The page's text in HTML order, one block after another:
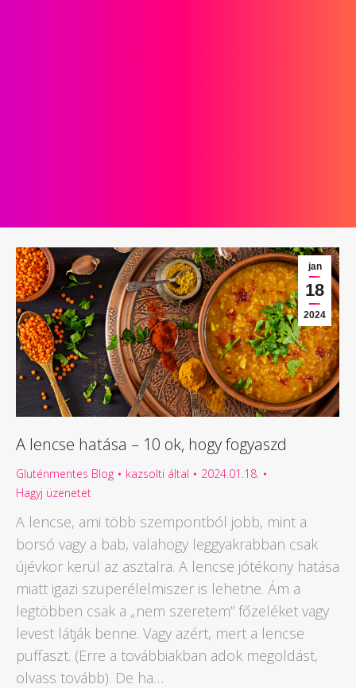
jan
18
2024
A lencse hatása – 10 ok, hogy fogyaszd
Gluténmentes Blog kazsolti által
2024.01.18.
Hagyj üzenetet
A lencse, ami több szempontból jobb, mint a
borsó vagy a bab, valahogy leggyakrabban csak
újévkor kerül az asztalra. A lencse jótékony hatása
miatt igazi szuperélelmiszer is lehetne. Ám a
legtöbben csak a „nem szeretem” főzeléket vagy
levest látják benne. Vagy azért, mert a lencse
puffaszt. (Erre a továbbiakban adok megoldást,
olvass tovább). De ha…